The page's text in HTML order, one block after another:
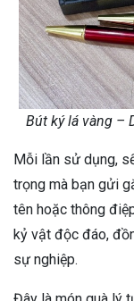
Bút ký lá vàng –
Mỗi lần sử dụng,
trọng mà bạn gửi
tên hoặc thông
kỷ vật độc đáo,
sự nghiệp.